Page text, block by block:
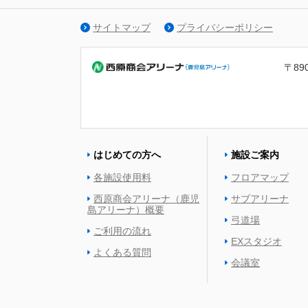
サイトマップ プライバシーポリシー
〒
はじめての方へ
各施設使用料
西原商会アリーナ（鹿児
島アリーナ）概要
ご利用の流れ
よくある質問
施設ご案内
フロアマップ
サブアリーナ
弓道場
EXスタジオ
会議室